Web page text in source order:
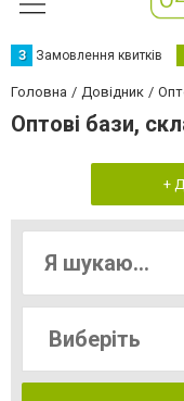
З Замовлення квитків
Головна Довідник
Оптові бази,
+